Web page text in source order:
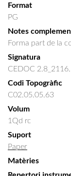
Format
PG
Notes
Forma part de la
Signatura
CEDOC
Codi Topogràfic
C02.05.05.63
Volum
1Qd rc
Suport
Paper
Matèries